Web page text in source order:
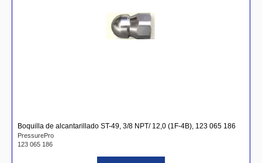
Boquilla de alcantarillado ST-49, 3/8 NPT/ 12,0 (1F-4B), 123 065 186
PressurePro
123 065 186